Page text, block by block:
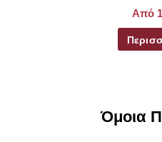
Από
Όμοια